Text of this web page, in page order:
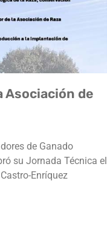
Asociación de
de Ganado
su Jornada Técnica el
Enríquez